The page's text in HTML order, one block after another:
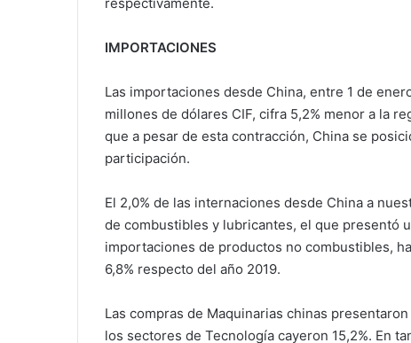
IMPORTACIONES
Las importaciones desde China, entre 1 de
millones de dólares CIF, cifra 5,2% menor a la
que a pesar de esta contracción, China se
participación.
El 2,0% de las internaciones desde China a
de combustibles y lubricantes, el que presentó
importaciones de productos no combustibles,
6,8% respecto del año 2019.
Las compras de Maquinarias chinas
los sectores de Tecnología cayeron 15,2%. En